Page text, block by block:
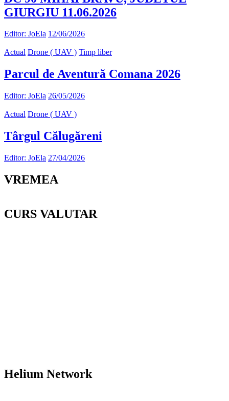
GIURGIU 11.06.2026
Editor: JoEla 12/06/2026
Actual Drone ( UAV ) Timp liber
Parcul de Aventură Comana 2026
Editor: JoEla 26/05/2026
Actual Drone ( UAV )
Târgul Călugăreni
Editor: JoEla 27/04/2026
VREMEA
CURS VALUTAR
Helium Network